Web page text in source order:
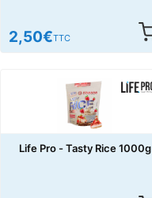
2,50€TTC
Life Pro - Tasty Rice 1000g